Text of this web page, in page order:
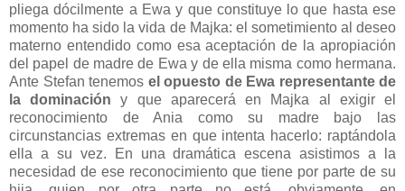
pliega dócilmente a Ewa y que constituye lo que hasta ese
momento ha sido la vida de Majka: el sometimiento al deseo
materno entendido como esa aceptación de la apropiación
del papel de madre de Ewa y de ella misma como hermana.
Ante Stefan tenemos el opuesto de Ewa representante de
la dominación y que aparecerá en Majka al exigir el
reconocimiento de Ania como su madre bajo las
circunstancias extremas en que intenta hacerlo: raptándola
ella a su vez. En una dramática escena asistimos a la
necesidad de ese reconocimiento que tiene por parte de su